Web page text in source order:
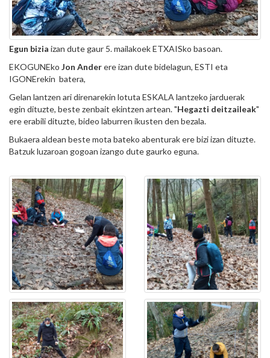
Egun bizia izan dute gaur 5. mailakoek ETXAISko basoan.
EKOGUNEko Jon Anderere izan dute bidelagun, ESTI eta
IGONErekin batera,
Gelan lantzen ari direnarekin lotuta ESKALA lantzeko jarduerak
egin dituzte, beste zenbait ekintzen artean. "Hegazti deitzaileak"
ere erabili dituzte, bideo laburren ikusten den bezala.
Bukaera aldean beste mota bateko abenturak ere bizi izan dituzte.
Batzuk luzaroan gogoan izango dute gaurko eguna.